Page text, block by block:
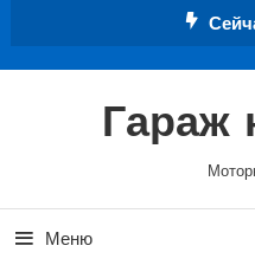
Гараж
Меню